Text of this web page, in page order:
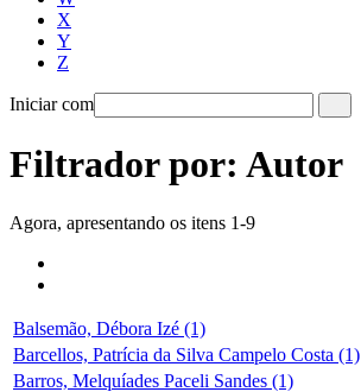
X
Y
Z
Iniciar com
Filtrador por: Autor
Agora, apresentando os itens 1-9
Balsemão, Débora Izé (1)
Barcellos, Patrícia da Silva Campelo Costa (1)
Barros, Melquíades Paceli Sandes (1)